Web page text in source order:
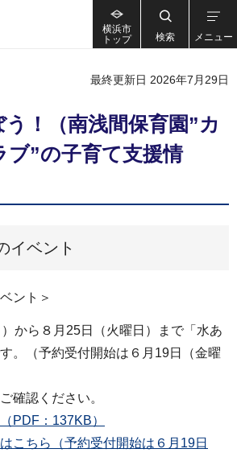
横浜市
トップ
検索 メニュー
最終更新日 2026年7月29日
！（南浅間保育園”カ
ブ”の子育て支援情
イベント
ント＞
）から８月25日（火曜日）まで「水あ
。（予約受付開始は６月19日（金曜
確認ください。
PDF：137KB）
こちら（予約受付開始は６月19日